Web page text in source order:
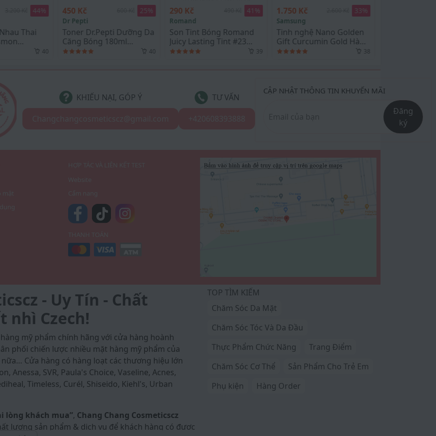
600 Kč %
Dưỡng Da
180ml
Toner
40
290 Kč 490 Kč %
Romand
Son Tint Bóng Romand
Juicy Lasting Tint #23
NUCADAMIA
39
1.750 Kč 2.600 Kč %
Samsung
Tinh nghệ Nano Golden
Gift Curcumin Gold Hàn
Quốc 100 Tép
38
550 Kč 820 Kč
Medicube
Toner Pad ZERO PORE
PAD 2.0 Medicube -
100ml / 70 miếng
KHIẾU NẠI, GÓP Ý
TƯ VẤN
CẬP NHẬT THÔNG TIN KHUYẾN MÃI
Đăng
ký
- Uy Tín - Chất
nhì Czech!
mỹ phẩm chính hãng với cửa hàng hoành
phối chiến lược nhiều mặt hàng mỹ phẩm của
Cửa hàng có hàng loạt các thương hiệu lớn
Anessa, SVR, Paula's Choice, Vaseline, Acnes,
Timeless, Curél, Shiseido, Kiehl's, Urban
lòng khách mua”, Chang Chang Cosmeticscz
lượng sản phẩm & dịch vụ để khách hàng có được
TOP TÌM KIẾM
Chăm Sóc Da Mặt
Chăm Sóc Tóc Và Da Đầu
Thực Phẩm Chức Năng
Trang Điểm
Chăm Sóc Cơ Thể
Sản Phẩm Cho Trẻ Em
Phụ kiện
Hàng Order